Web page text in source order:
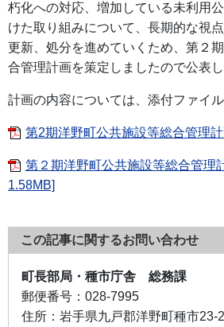
朽化への対応、増加している未利用
けた取り組みについて、長期的な視
更新、処分を進めていくため、第２
合管理計画を策定しましたので公表し
計画の内容については、添付ファイル
第2期洋野町公共施設等総合管理
第２期洋野町公共施設等総合管理
1.58MB]
この記事に関するお問い合わせ
町長部局・種市庁舎 総務課
郵便番号： 028-7995
住所： 岩手県九戸郡洋野町種市